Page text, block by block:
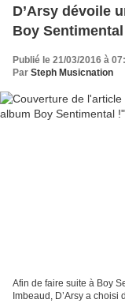
D’Arsy dévoile
Boy
Publié le 21/03/2016 à
Par Steph Musicnation
Afin de faire suite à Boy
Imbeaud, D’Arsy a